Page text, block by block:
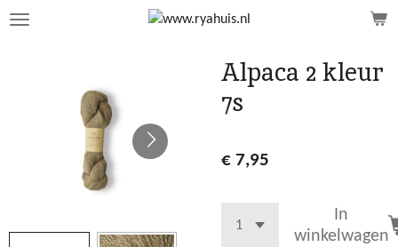
Ga
hoofdinhoud
Alpaca 2 kleur
7s
€ 7,95
In
winkelwagen